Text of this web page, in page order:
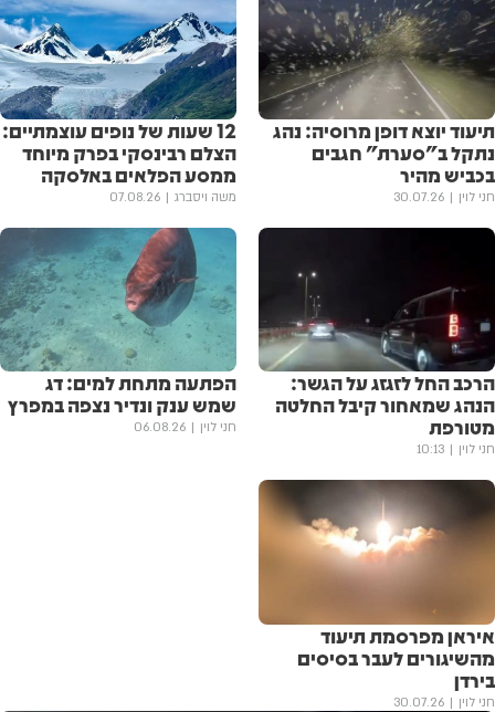
תיעוד יוצא דופן מרוסיה: נהג
נתקל ב"סערת" חגבים
בכביש מהיר
חני לוין 30.07.26
12 שעות של נופים עוצמתיים:
הצלם רבינסקי בפרק מיוחד
ממסע הפלאים באלסקה
משה ויסברג 07.08.26
הרכב החל לזגזג על הגשר:
הנהג שמאחור קיבל החלטה
מטורפת
חני לוין 10:13
הפתעה מתחת למים: דג
שמש ענק ונדיר נצפה במפרץ
חני לוין 06.08.26
איראן מפרסמת תיעוד
מהשיגורים לעבר בסיסים
בירדן
חני לוין 30.07.26